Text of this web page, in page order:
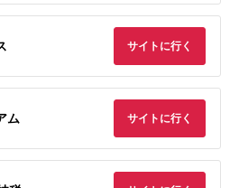
サイトに行く
ム サイトに行く